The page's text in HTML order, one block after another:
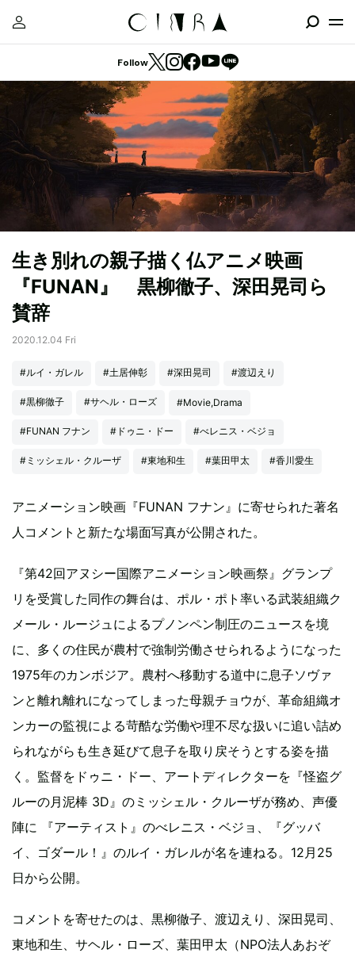
Follow
生き別れの親子描く仏アニメ映画
『FUNAN』 黒柳徹子、深田晃司ら
賛辞
2020.12.04 Fri
#ルイ・ガレル #土居伸彰 #深田晃司 #渡辺えり
#黒柳徹子 #サヘル・ローズ #Movie,Drama
#FUNAN フナン #ドゥニ・ドー #べレニス・ベジョ
#ミッシェル・クルーザ #東地和生 #葉田甲太 #香川愛生
アニメーション映画『FUNAN フナン』に寄せられた著名
人コメントと新たな場面写真が公開された。
『第42回アヌシー国際アニメーション映画祭』グランプ
リを受賞した同作の舞台は、ポル・ポト率いる武装組織ク
メール・ルージュによるプノンペン制圧のニュースを境
に、多くの住民が農村で強制労働させられるようになった
1975年のカンボジア。農村へ移動する道中に息子ソヴァ
ンと離れ離れになってしまった母親チョウが、革命組織オ
ンカーの監視による苛酷な労働や理不尽な扱いに追い詰め
られながらも生き延びて息子を取り戻そうとする姿を描
く。監督をドゥニ・ドー、アートディレクターを『怪盗グ
ルーの月泥棒 3D』のミッシェル・クルーザが務め、声優
陣に 『アーティスト』のべレニス・ベジョ、『グッバ
イ、ゴダール！』のルイ・ガレルが名を連ねる。12月25
日から公開。
コメントを寄せたのは、黒柳徹子、渡辺えり、深田晃司、
東地和生、サヘル・ローズ、葉田甲太（NPO法人あおぞ